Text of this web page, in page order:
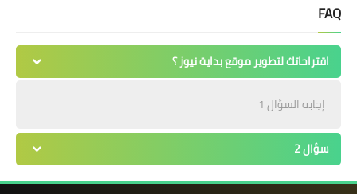
FAQ
اقتراحاتك لتطوير موقع بداية نيوز ؟
إجابه السؤال 1
سؤال 2